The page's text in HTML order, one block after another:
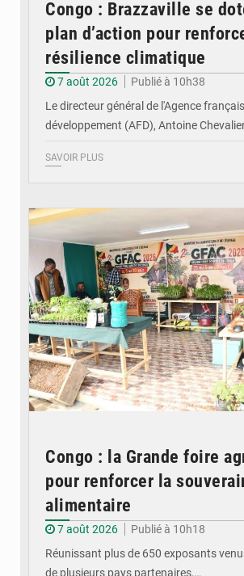
Congo : Brazzaville se
plan d’action pour
résilience climatique
7 août 2026
Publié à 10h38
Le directeur général de l'Agence
développement (AFD), Antoine
SAVOIR PLUS
Congo : la Grande foire
pour renforcer la
alimentaire
7 août 2026
Publié à 10h18
Réunissant plus de 650 exposants
de plusieurs pays partenaires,…